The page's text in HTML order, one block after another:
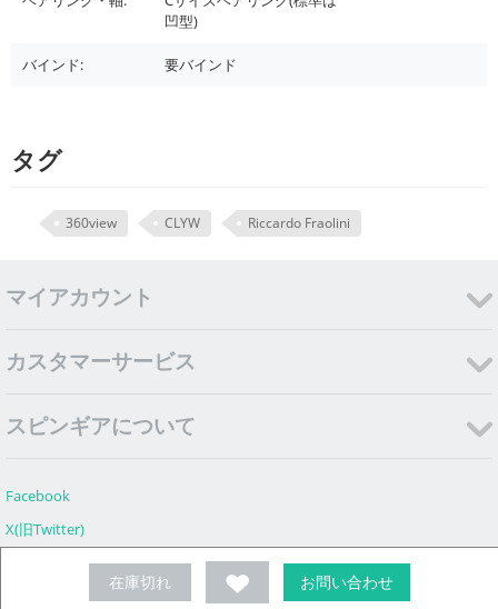
在庫切れ お問い合わせ
凹型)
バインド: 要バインド
タグ
360view CLYW Riccardo Fraolini
マイアカウント
カスタマーサービス
スピンギアについて
Facebook
X(旧Twitter)